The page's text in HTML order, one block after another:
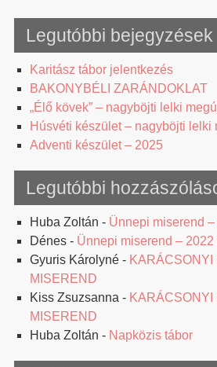
Legutóbbi bejegyzések
Karitász tábor jelentkezés
BAKONYBÉLI ZARÁNDOKLAT
„Élő kövek” – nagyböjti lelki
Húsvéti készület – nagyböjti lelki
Adventi készület – 2025
Legutóbbi
Huba Zoltán - Ünnepi miserend
Dénes- Ünnepi miserend –
Gyuris Károlyné- KARÁCSONYI
MISEREND
Kiss Zsuzsanna - KARÁCSONYI
MISEREND
Huba Zoltán - Napközis tábor